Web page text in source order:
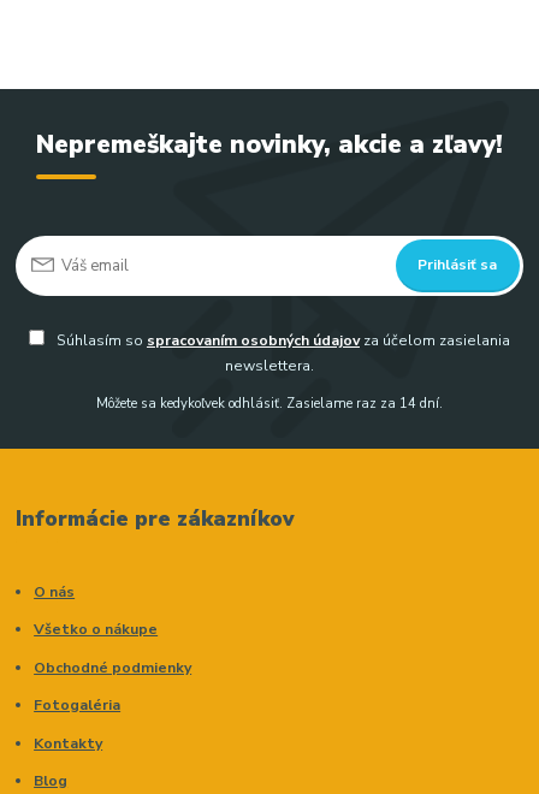
Nepremeškajte novinky, akcie a zľavy!
Prihlásiť sa
Súhlasím so spracovaním osobných údajovza účelom zasielania
newslettera.
Môžete sa kedykoľvek odhlásiť. Zasielame raz za 14 dní.
Informácie pre zákazníkov
O nás
Všetko o nákupe
Obchodné podmienky
Fotogaléria
Kontakty
Blog